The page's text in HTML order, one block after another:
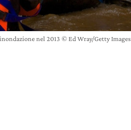
nel 2013 © Ed Wray/Getty Images